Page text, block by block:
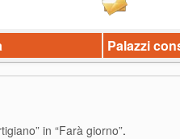
Palazzi
in “Farà giorno”.